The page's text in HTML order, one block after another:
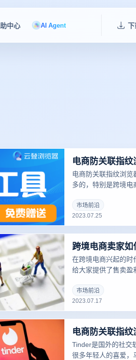
中心 AI Agent
电商防关联指纹浏
多的，特别是跨境电
因为我们的所有设
所以大数据会推送大
跨境电商来说，运
器这个工具，下面我
览器的收费价格是多
市场前沿
2023.07.25
在跨境电商兴起的
给大家提供了售卖盈
了保证店铺的安全
也需要选择合适自身
市场前沿
2023.07.17
Tinder是国外的社交
很多年轻人的喜爱，